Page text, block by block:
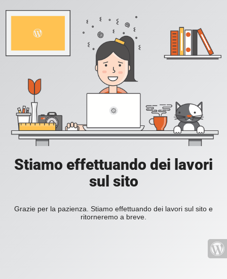
Stiamo effettuando dei lavori
sul sito
Grazie per la pazienza. Stiamo effettuando dei lavori sul sito e
ritorneremo a breve.